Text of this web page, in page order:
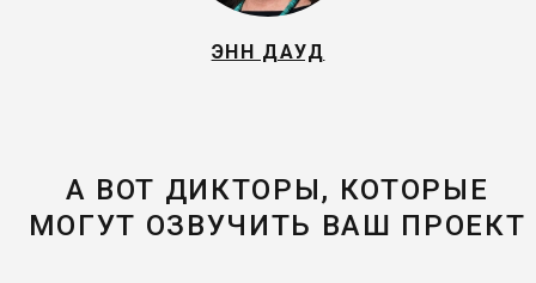
ЭНН ДАУД
А ВОТ ДИКТОРЫ, КОТОРЫЕ
МОГУТ ОЗВУЧИТЬ ВАШ ПРОЕКТ